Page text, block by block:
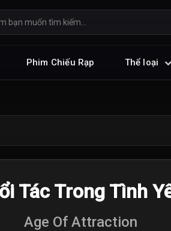
Phim Chiếu Rạp Thể loại
Tác Trong Tình
Age Of Attraction